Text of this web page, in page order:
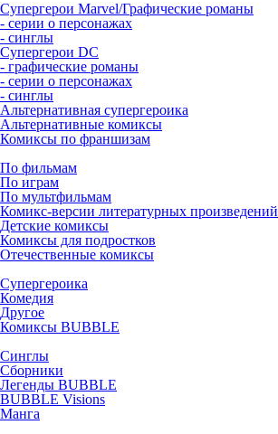
Супергерои Marvel/Графические романы
- серии о персонажах
- синглы
Супергерои DC
- графические романы
- серии о персонажах
- синглы
Альтернативная супергероика
Альтернативные комиксы
Комиксы по франшизам
По фильмам
По играм
По мультфильмам
Комикс-версии литературных произведений
Детские комиксы
Комиксы для подростков
Отечественные комиксы
Супергероика
Комедия
Другое
Комиксы BUBBLE
Синглы
Сборники
Легенды BUBBLE
BUBBLE Visions
Манга